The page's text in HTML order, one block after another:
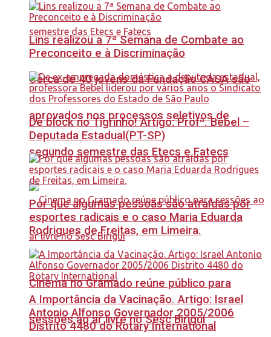
Cerca de 40 jovens da Fundação CASA são
aprovados nos processos seletivos de
segundo semestre das Etecs e Fatecs
Cinema no Gramado reúne público para
sessões ao ar livre no Sesc Birigui
Lins realizou a 7ª Semana de Combate ao
Preconceito e à Discriminação
Dê block no Tigrinho! Artigo: Profª. Bebel –
Deputada Estadual(PT-SP)
Por que algumas pessoas são atraídas por
esportes radicais e o caso Maria Eduarda
Rodrigues de Freitas, em Limeira.
A Importância da Vacinação. Artigo: Israel
Antonio Alfonso Governador 2005/2006
Distrito 4480 do Rotary International